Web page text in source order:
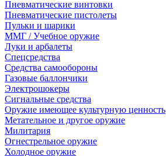
Пневматические винтовки
Пневматические пистолеты
Пульки и шарики
ММГ / Учебное оружие
Луки и арбалеты
Спецсредства
Средства самообороны
Газовые баллончики
Электрошокеры
Сигнальные средства
Оружие имеющее культурную ценность
Метательное и другое оружие
Милитария
Огнестрельное оружие
Холодное оружие